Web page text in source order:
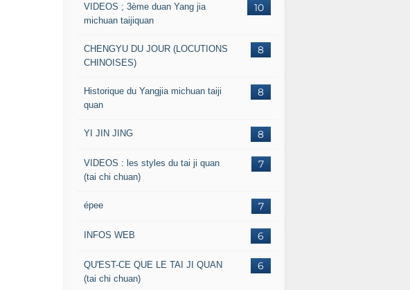
10
VIDEOS ; 3ème duan Yang jia
michuan taijiquan
8
CHENGYU DU JOUR (LOCUTIONS
CHINOISES)
8
Historique du Yangjia michuan taiji
quan
8
YI JIN JING
7
VIDEOS : les styles du tai ji quan
(tai chi chuan)
7
épee
6
INFOS WEB
6
QU'EST-CE QUE LE TAI JI QUAN
(tai chi chuan)